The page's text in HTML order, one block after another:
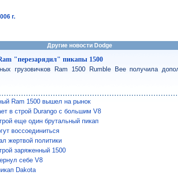
г.
Другие новости Dodge
"перезарядил" пикапы 1500
грузовичков Ram 1500 Rumble Bee получила
Ram 1500 вышел на рынок
в строй Durango с большим V8
еще один брутальный пикап
воссоединиться
жертвой политики
заряженный 1500
себе V8
Dakota